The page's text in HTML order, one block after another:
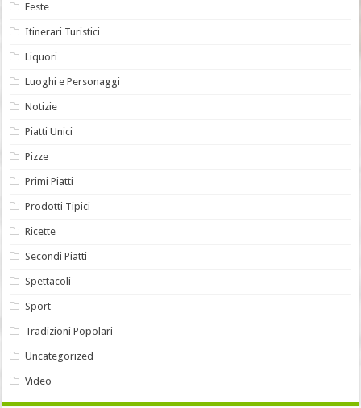
Feste
Itinerari Turistici
Liquori
Luoghi e Personaggi
Notizie
Piatti Unici
Pizze
Primi Piatti
Prodotti Tipici
Ricette
Secondi Piatti
Spettacoli
Sport
Tradizioni Popolari
Uncategorized
Video